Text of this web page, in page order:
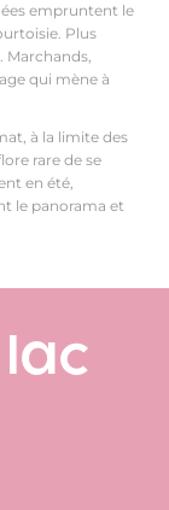
empruntent le
Plus
Marchands,
qui mène à
à la limite des
rare de se
en été,
le panorama et